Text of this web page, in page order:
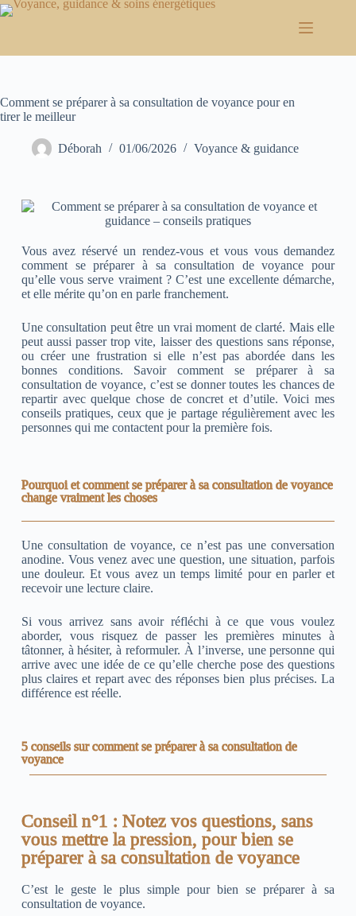
Comment se préparer à sa consultation de voyance pour en
tirer le meilleur
Déborah 01/06/2026 Voyance & guidance
Vous avez réservé un rendez-vous et vous vous demandez
comment se préparer à sa consultation de voyance pour
qu’elle vous serve vraiment ? C’est une excellente démarche,
et elle mérite qu’on en parle franchement.
Une consultation peut être un vrai moment de clarté. Mais elle
peut aussi passer trop vite, laisser des questions sans réponse,
ou créer une frustration si elle n’est pas abordée dans les
bonnes conditions. Savoir comment se préparer à sa
consultation de voyance, c’est se donner toutes les chances de
repartir avec quelque chose de concret et d’utile. Voici mes
conseils pratiques, ceux que je partage régulièrement avec les
personnes qui me contactent pour la première fois.
Pourquoi et comment se préparer à sa consultation de voyance
change vraiment les choses
Une consultation de voyance, ce n’est pas une conversation
anodine. Vous venez avec une question, une situation, parfois
une douleur. Et vous avez un temps limité pour en parler et
recevoir une lecture claire.
Si vous arrivez sans avoir réfléchi à ce que vous voulez
aborder, vous risquez de passer les premières minutes à
tâtonner, à hésiter, à reformuler. À l’inverse, une personne qui
arrive avec une idée de ce qu’elle cherche pose des questions
plus claires et repart avec des réponses bien plus précises. La
différence est réelle.
5 conseils sur comment se préparer à sa consultation de
voyance
Conseil n°1 : Notez vos questions, sans
vous mettre la pression, pour bien se
préparer à sa consultation de voyance
C’est le geste le plus simple pour bien se préparer à sa
consultation de voyance.